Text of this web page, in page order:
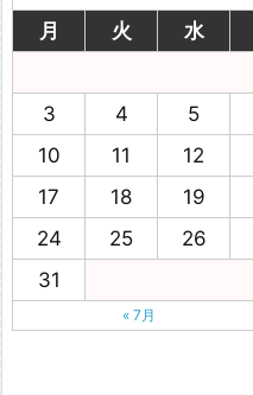
月
火 水
3
4 5
10
11 12
17
18 19
24
25 26
31
« 7月